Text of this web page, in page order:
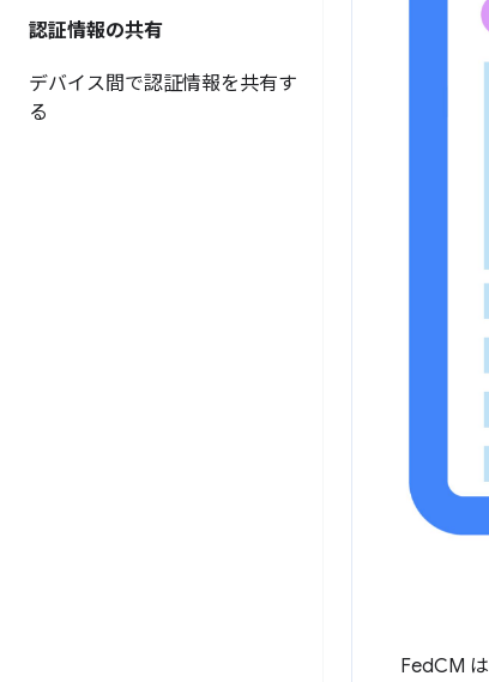
認証情報の共有
デバイス間で認証情報を共有す
る
FedCM